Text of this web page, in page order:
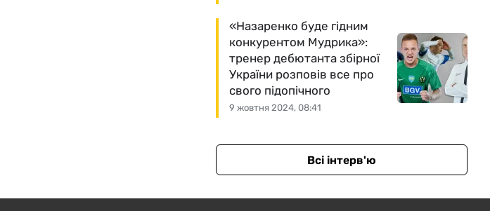
9 жовтня 2024, 08:41
«Назаренко буде гідним
конкурентом Мудрика»:
тренер дебютанта збірної
України розповів все про
свого підопічного
Всі інтерв'ю